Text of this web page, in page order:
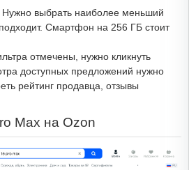
выбрать наиболее меньший
Смартфон на 256 ГБ стоит
отмечены, нужно кликнуть
доступных предложений нужно
рейтинг продавца, отзывы
Max на Ozon